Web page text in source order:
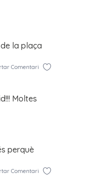
la plaça
Comentari
Moltes
perquè
Comentari